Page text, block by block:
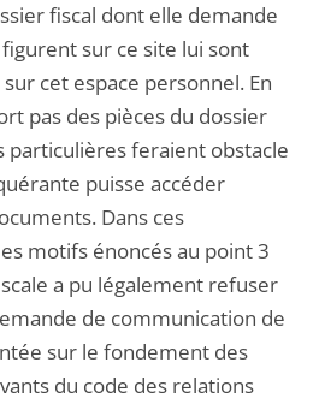
fiscal dont elle demande
sur ce site lui sont
cet espace personnel. En
pas des pièces du dossier
particulières feraient obstacle
puisse accéder
Dans ces
motifs énoncés au point 3
a pu légalement refuser
de communication de
sur le fondement des
du code des relations